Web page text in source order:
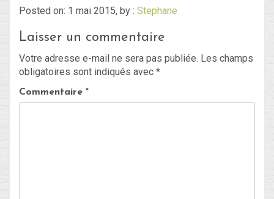
Blog
Non classé
Posted on: 1 mai 2015, by : Stephane
Laisser un commentaire
Votre adresse e-mail ne sera pas publiée. Les champs
obligatoires sont indiqués avec *
Commentaire *